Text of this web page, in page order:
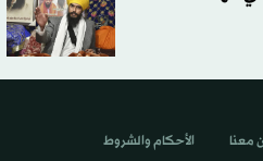
معنا الأحكام والشروط